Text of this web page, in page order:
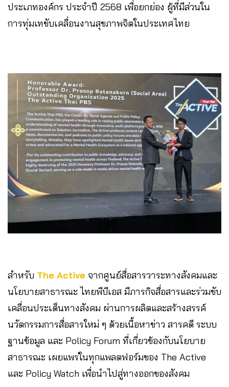
ประเภทองค์กร ประจำปี 2568 เพื่อยกย่อง ผู้ที่มีส่วนใน
การทุ่มเทขับเคลื่อนงานสุขภาพจิตในประเทศไทย
สำหรับ The Active จากศูนย์สื่อสารวาระทางสังคมและ
นโยบายสาธารณะ ไทยพีบีเอส มีภารกิจสื่อสารและร่วมขับ
เคลื่อนประเด็นทางสังคม ผ่านการผลิตและสร้างสรรค์
นวัตกรรมการสื่อสารใหม่ ๆ ด้วยเนื้อหาข่าว สารคดี ระบบ
ฐานข้อมูล และ Policy Forum ที่เกี่ยวข้องกับนโยบาย
สาธารณะ เผยแพร่ในทุกแพลตฟอร์มของ The Active
และ Policy Watch เพื่อนำไปสู่ทางออกของสังคม